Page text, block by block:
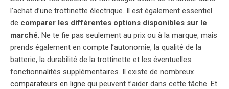
l’achat d’une trottinette électrique. Il est également essentiel
de comparer les différentes options disponibles sur le
marché . Ne te fie pas seulement au prix ou à la marque, mais
prends également en compte l’autonomie, la qualité de la
batterie, la durabilité de la trottinette et les éventuelles
fonctionnalités supplémentaires. Il existe de nombreux
comparateurs en ligne qui peuvent t’aider dans cette tâche. Et